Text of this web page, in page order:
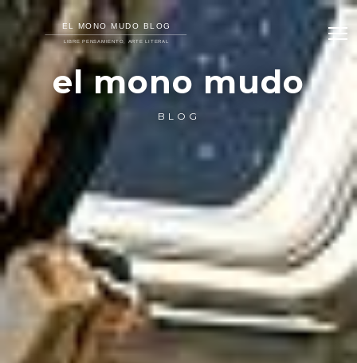
el mono mudo
BLOG